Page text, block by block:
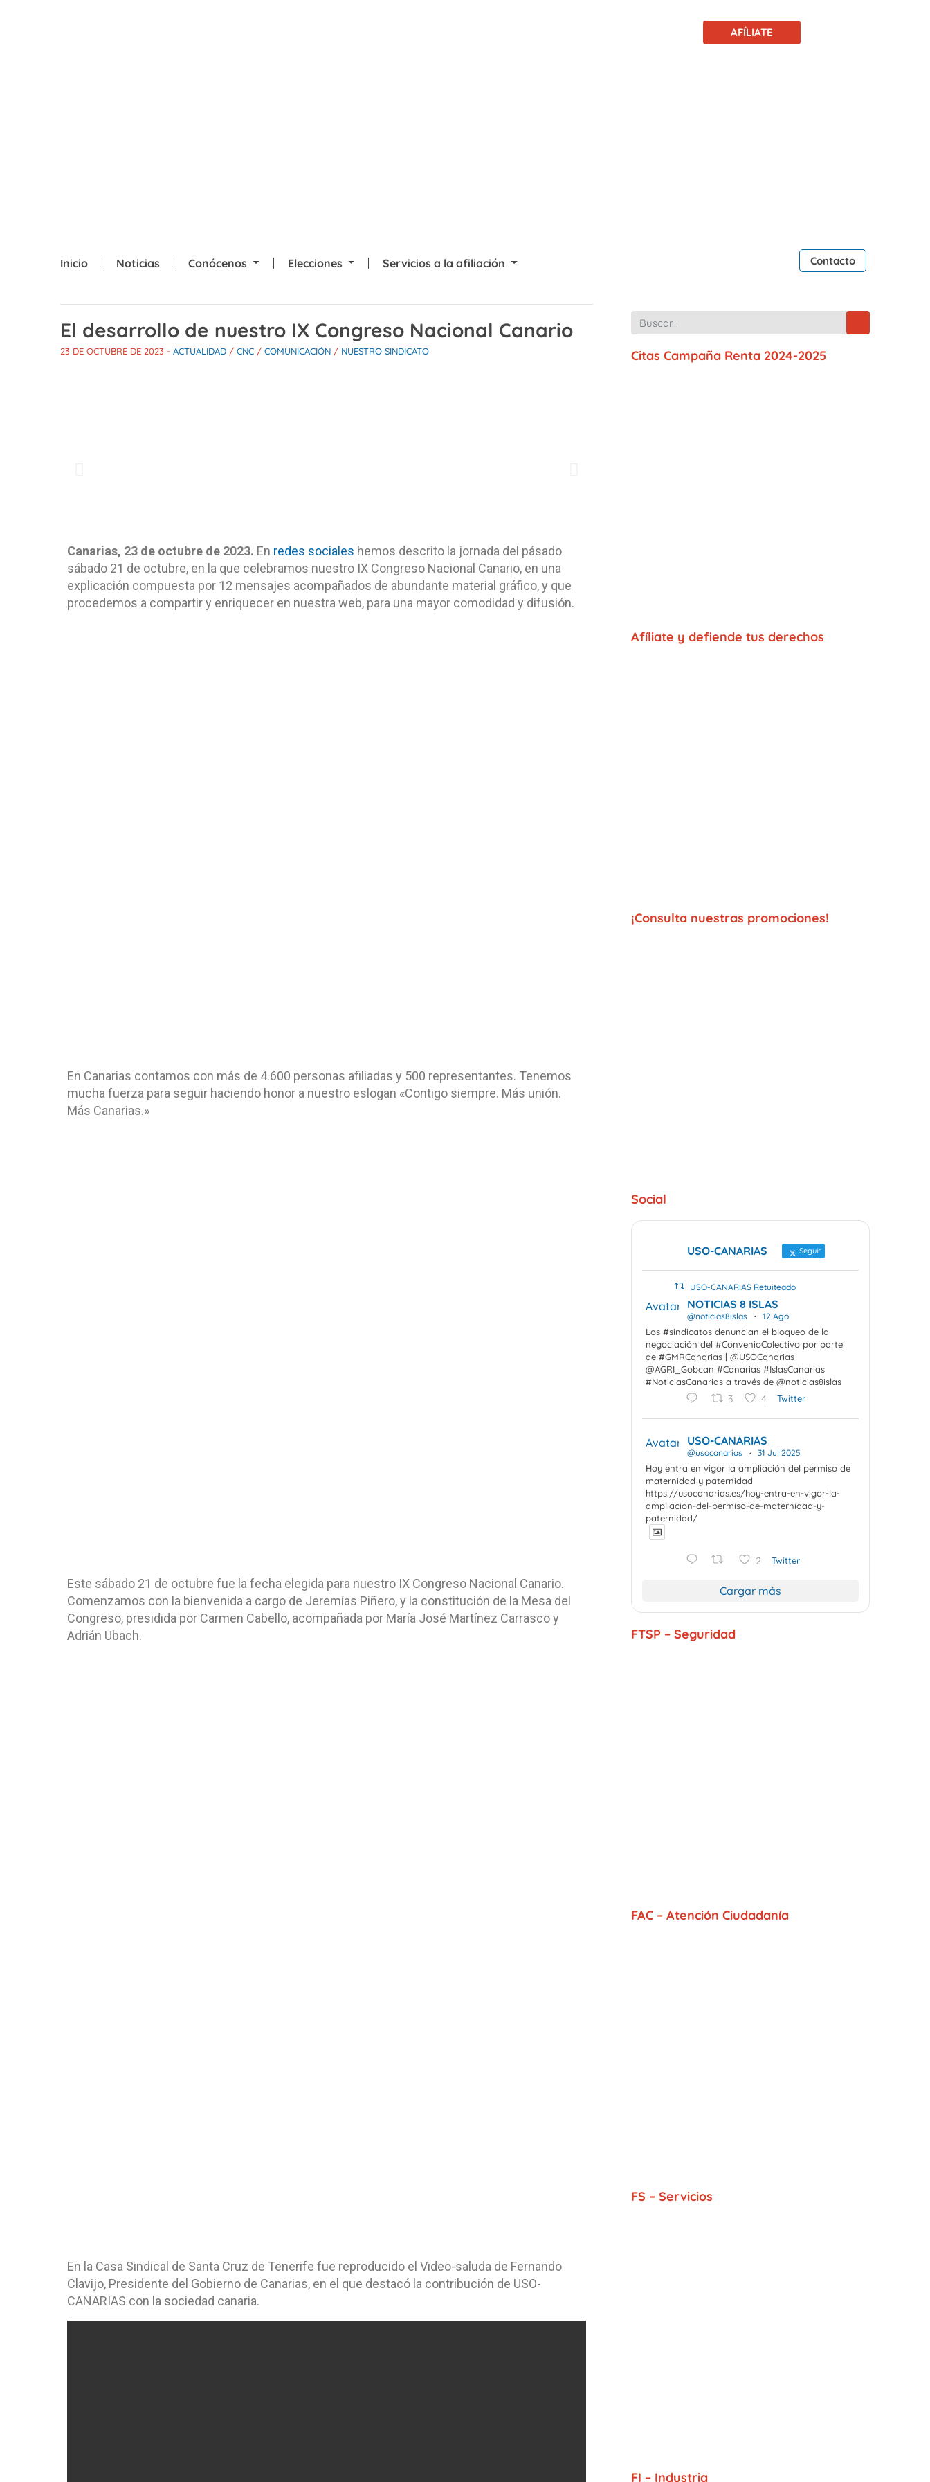
AFÍLIATE
Inicio Noticias Conócenos Elecciones Servicios a la afiliación Contacto
El desarrollo de nuestro IX Congreso Nacional Canario
23 DE OCTUBRE DE 2023 - ACTUALIDAD / CNC / COMUNICACIÓN / NUESTRO SINDICATO
Canarias, 23 de octubre de 2023. En redes sociales hemos descrito la jornada del pásado
sábado 21 de octubre, en la que celebramos nuestro IX Congreso Nacional Canario, en una
explicación compuesta por 12 mensajes acompañados de abundante material gráfico, y que
procedemos a compartir y enriquecer en nuestra web, para una mayor comodidad y difusión.
En Canarias contamos con más de 4.600 personas afiliadas y 500 representantes. Tenemos
mucha fuerza para seguir haciendo honor a nuestro eslogan «Contigo siempre. Más unión.
Más Canarias.»
Este sábado 21 de octubre fue la fecha elegida para nuestro IX Congreso Nacional Canario.
Comenzamos con la bienvenida a cargo de Jeremías Piñero, y la constitución de la Mesa del
Congreso, presidida por Carmen Cabello, acompañada por María José Martínez Carrasco y
Adrián Ubach.
En la Casa Sindical de Santa Cruz de Tenerife fue reproducido el Video-saluda de Fernando
Clavijo, Presidente del Gobierno de Canarias, en el que destacó la contribución de USO-
CANARIAS con la sociedad canaria.
Citas Campaña Renta 2024-2025
Afíliate y defiende tus derechos
¡Consulta nuestras promociones!
Social
USO-CANARIAS Seguir
USO-CANARIAS Retuiteado
Avatar NOTICIAS 8 ISLAS
@noticias8islas · 12 Ago
Los #sindicatos denuncian el bloqueo de la
negociación del #ConvenioColectivo por parte
de #GMRCanarias | @USOCanarias
@AGRI_Gobcan #Canarias #IslasCanarias
#NoticiasCanarias a través de @noticias8islas
3 4 Twitter
Avatar USO-CANARIAS
@usocanarias · 31 Jul 2025
Hoy entra en vigor la ampliación del permiso de
maternidad y paternidad
https://usocanarias.es/hoy-entra-en-vigor-la-
ampliacion-del-permiso-de-maternidad-y-
paternidad/
2 Twitter
Cargar más
FTSP – Seguridad
FAC – Atención Ciudadanía
FS – Servicios
FI – Industria